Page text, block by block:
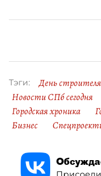
Тэги: День строителя
Новости СПб сегодня
Городская хроника
Бизнес